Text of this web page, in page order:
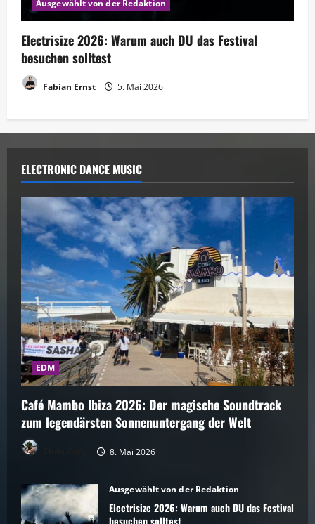
Ausgewählt von der Redaktion
Electrisize 2026: Warum auch DU das Festival
besuchen solltest
Fabian Ernst 5. Mai 2026
ELECTRONIC DANCE MUSIC
EDM
Café Mambo Ibiza 2026: Der magische Soundtrack
zum legendärsten Sonnenuntergang der Welt
8. Mai 2026
Ausgewählt von der Redaktion
Electrisize 2026: Warum auch DU das Festival